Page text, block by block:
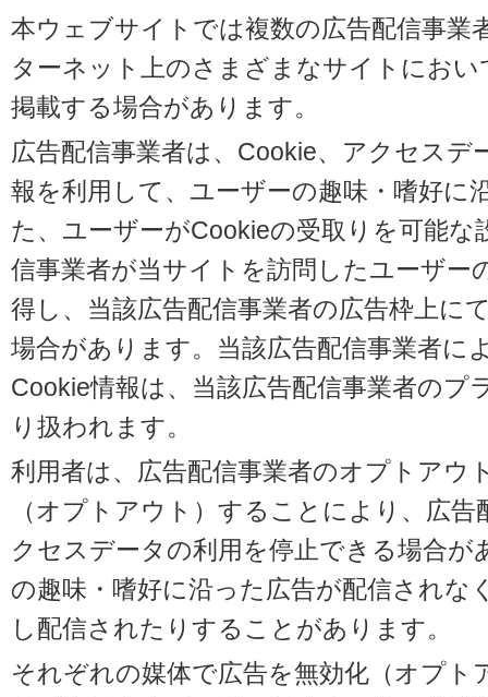
本ウェブサイトでは複数の広告配信事業
ターネット上のさまざまなサイトにお
掲載する場合があります。
広告配信事業者は、Cookie、アクセスデ
報を利用して、ユーザーの趣味・嗜好に
た、ユーザーがCookieの受取りを可能
信事業者が当サイトを訪問したユーザー
得し、当該広告配信事業者の広告枠上に
場合があります。当該広告配信事業者に
Cookie情報は、当該広告配信事業者のプ
り扱われます。
利用者は、広告配信事業者のオプトアウ
（オプトアウト）することにより、広
クセスデータの利用を停止できる場合が
の趣味・嗜好に沿った広告が配信されな
し配信されたりすることがあります。
それぞれの媒体で広告を無効化（オプト